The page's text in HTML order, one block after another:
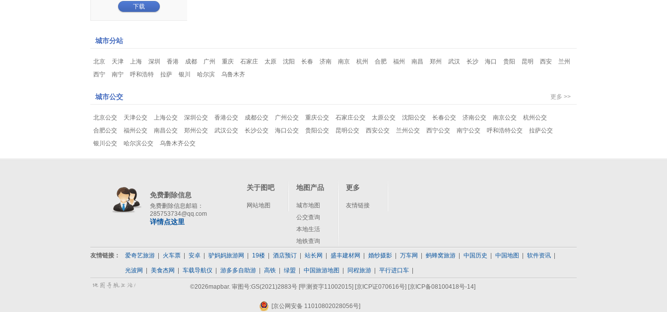
下载
城市分站
北京 天津 上海 深圳 香港 成都 广州 重庆 石家庄 太原 沈阳 长春 济南 南京 杭州 合肥 福州 南昌 郑州 武汉 长沙 海口 贵阳 昆明 西安
兰州
西宁
南宁 呼和浩特 拉萨 银川 哈尔滨 乌鲁木齐
更多 >>
城市公交
北京公交 天津公交 上海公交 深圳公交 香港公交 成都公交 广州公交 重庆公交 石家庄公交 太原公交 沈阳公交 长春公交 济南公交 南京公交
杭州公交
合肥公交
福州公交 南昌公交 郑州公交 武汉公交 长沙公交 海口公交 贵阳公交 昆明公交 西安公交 兰州公交 西宁公交 南宁公交 呼和浩特公交
拉萨公交
银川公交
哈尔滨公交 乌鲁木齐公交
免费删除信息
免费删除信息邮箱：
285753734@qq.com
详情点这里
关于图吧
网站地图
地图产品
城市地图
公交查询
本地生活
地铁查询
更多
友情链接
友情链接： 爱奇艺旅游 火车票 安卓 驴妈妈旅游网 19楼 酒店预订 站长网 盛丰建材网 婚纱摄影 万车网 蚂蜂窝旅游 中国历史 中国地图 软件资讯
光波网 美食杰网 车载导航仪 游多多自助游 高铁 绿盟 中国旅游地图 同程旅游 平行进口车
©2026mapbar. 审图号:GS(2021)2883号 [甲测资字11002015] [京ICP证070616号] [京ICP备08100418号-14]
[京公网安备 11010802028056号]